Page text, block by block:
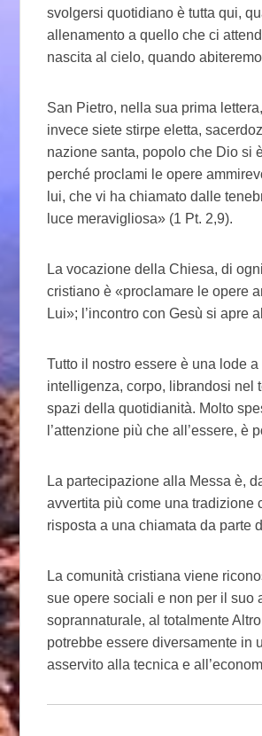
svolgersi quotidiano è tutta qui,
allenamento a quello che ci
nascita al cielo, quando abiteremo
San Pietro, nella sua prima
invece siete stirpe eletta,
nazione santa, popolo che Dio si
perché proclami le opere
lui, che vi ha chiamato dalle
luce meravigliosa» (1 Pt. 2,9).
La vocazione della Chiesa, di
cristiano è «proclamare le opere
Lui»; l’incontro con Gesù si apre
Tutto il nostro essere è una lode a
intelligenza, corpo, librandosi nel
spazi della quotidianità. Molto
l’attenzione più che all’essere, è
La partecipazione alla Messa è,
avvertita più come una tradizione
risposta a una chiamata da parte
La comunità cristiana viene
sue opere sociali e non per il suo
soprannaturale, al totalmente
potrebbe essere diversamente in
asservito alla tecnica e